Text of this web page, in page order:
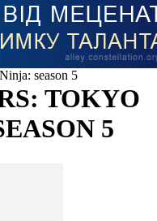
season 5
TOKYO
5